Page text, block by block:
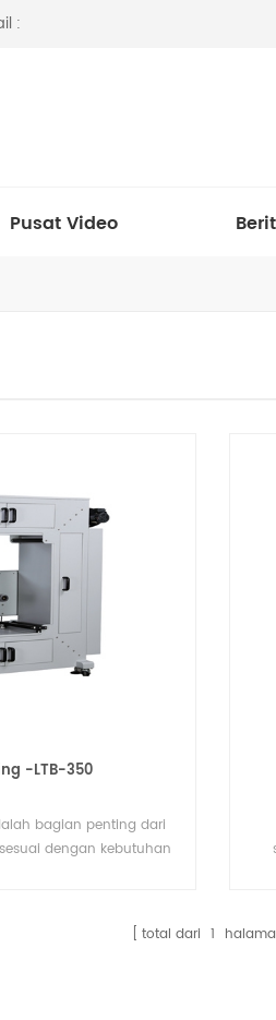
:
Pusat Video
-LTB-350
bagian penting dari
dengan kebutuhan
total dari 1